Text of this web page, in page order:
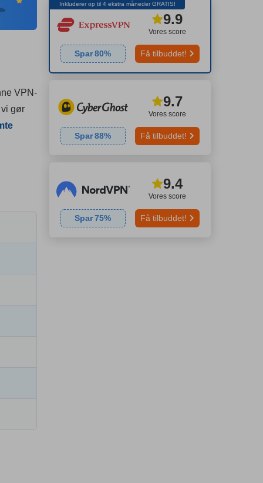
VPN-
gør
Inkluderer op til 4 ekstra måneder GRATIS!
Vores score
9.9
Spar80% Få tilbuddet!
Vores score
9.7
Spar88% Få tilbuddet!
Vores score
9.4
Spar75% Få tilbuddet!